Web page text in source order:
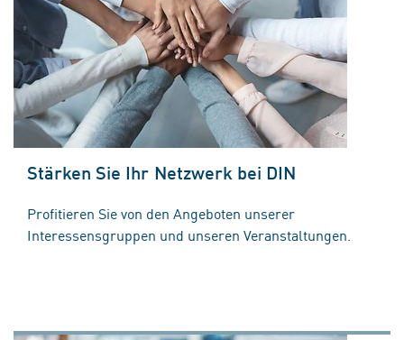
Stärken Sie Ihr Netzwerk bei DIN
Profitieren Sie von den Angeboten unserer
Interessensgruppen und unseren Veranstaltungen.